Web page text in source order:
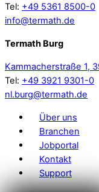
Tel: +49 5361 8500-0
info@termath.de
Termath Burg
Kammacherstraße 1,
Tel: +49 3921 9301-0
nl.burg@termath.de
Über uns
Branchen
Jobportal
Kontakt
Support